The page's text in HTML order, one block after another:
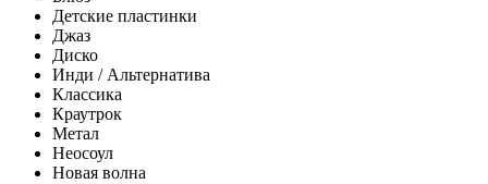
Детские пластинки
Джаз
Диско
Инди / Альтернатива
Классика
Краутрок
Метал
Неосоул
Новая волна